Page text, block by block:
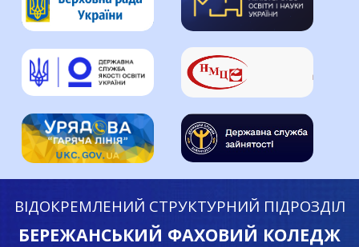
ВІДОКРЕМЛЕНИЙ СТРУКТУРНИЙ ПІДРОЗДІЛ
БЕРЕЖАНСЬКИЙ ФАХОВИЙ КОЛЕДЖ